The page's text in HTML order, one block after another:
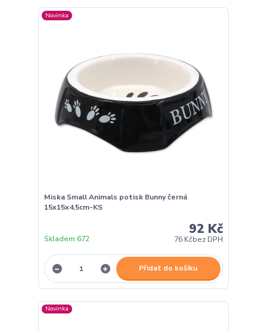
Novinka
Miska Small Animals potisk Bunny černá
15x15x4,5cm-KS
92 Kč
76 Kčbez DPH
Skladem 672
Přidat do košíku
Novinka